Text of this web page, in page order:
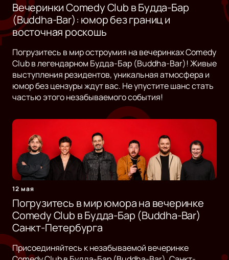
Вечеринки Comedy Club в Будда-Бар
(Buddha-Bar): юмор без границ и
восточная роскошь
Погрузитесь в мир остроумия на вечеринках Comedy
Club в легендарном Будда-Бар (Buddha-Bar)! Живые
выступления резидентов, уникальная атмосфера и
юмор без цензуры ждут вас. Не упустите шанс стать
частью этого незабываемого события!
12 мая
Погрузитесь в мир юмора на вечеринке
Comedy Club в Будда-Бар (Buddha-Bar)
Санкт-Петербурга
Присоединяйтесь к незабываемой вечеринке